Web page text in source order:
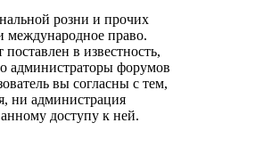
розни и прочих
международное право.
в известность,
администраторы форумов
вы согласны с тем,
ни администрация
доступу к ней.